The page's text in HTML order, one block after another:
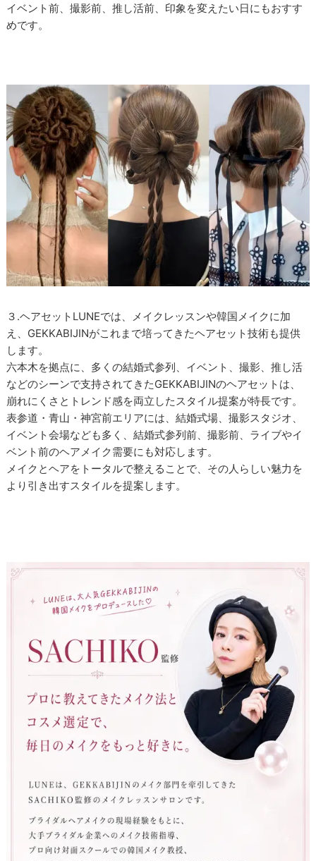
イベント前、撮影前、推し活前、印象を変えたい日にもおすす
めです。
３.ヘアセットLUNEでは、メイクレッスンや韓国メイクに加
え、GEKKABIJINがこれまで培ってきたヘアセット技術も提供
します。
六本木を拠点に、多くの結婚式参列、イベント、撮影、推し活
などのシーンで支持されてきたGEKKABIJINのヘアセットは、
崩れにくさとトレンド感を両立したスタイル提案が特長です。
表参道・青山・神宮前エリアには、結婚式場、撮影スタジオ、
イベント会場なども多く、結婚式参列前、撮影前、ライブやイ
ベント前のヘアメイク需要にも対応します。
メイクとヘアをトータルで整えることで、その人らしい魅力を
より引き出すスタイルを提案します。